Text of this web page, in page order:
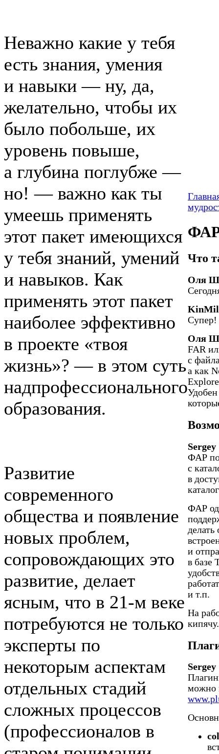
Неважно какие у тебя
есть знания, умения
и навыки — ну, да,
желательно, чтобы их
было побольше, их
уровень повыше,
а глубина поглубже —
но! — важно как ты
умеешь применять
этот пакет имеющихся
у тебя знаний, умений
и навыков. Как
применять этот пакет
наиболее эффективно
в проекте «твоя
жизнь»? — в этом суть
надпрофессионального
образования.
Развитие
современного
общества и появление
новых проблем,
сопровождающих это
развитие, делает
ясным, что в 21-м веке
потребуются не только
эксперты по
некоторым аспектам
отдельных стадий
сложных процессов
(профессионалов в
Что
Оля
Супер!
Оля
FAR
с
а как
ФАР
с
в
ФАР
делать
и
в базе
и т.п.
На
кипячу.
можно